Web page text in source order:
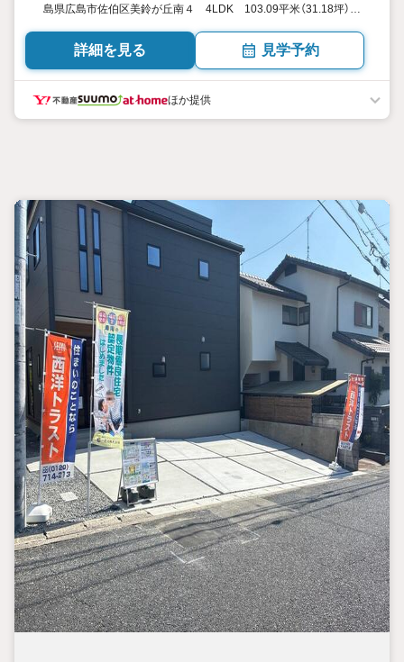
島県広島市佐伯区美鈴が丘南４ 4LDK 103.09平米（31.18坪）
詳細を見る 見学予約
ほか提供